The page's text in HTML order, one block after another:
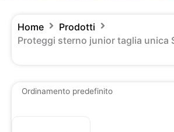
Home
Prodotti
Proteggi sterno junior taglia unica